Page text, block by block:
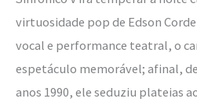
virtuosidade pop de Edson
vocal e performance teatral, o
espetáculo memorável; afinal,
anos 1990, ele seduziu plateias